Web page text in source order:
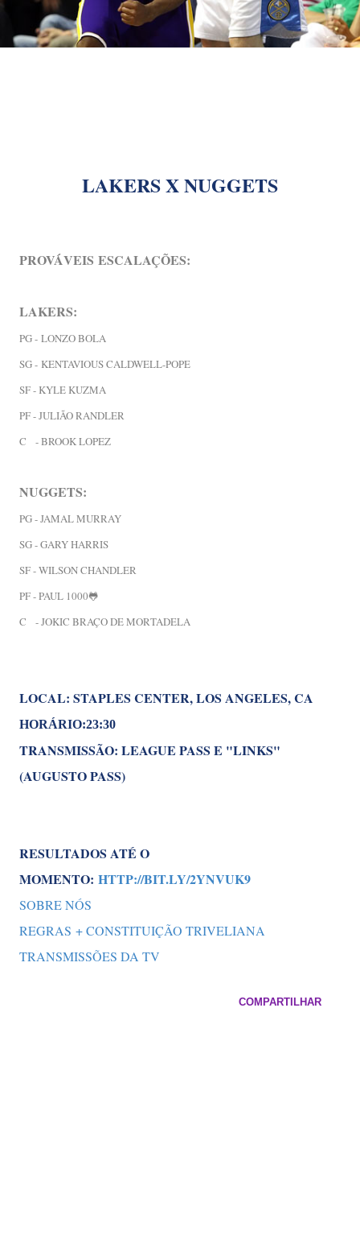
LAKERS X NUGGETS
PROVÁVEIS ESCALAÇÕES:
LAKERS:
PG - LONZO BOLA
SG - KENTAVIOUS CALDWELL-POPE
SF - KYLE KUZMA
PF - JULIÃO RANDLER
C - BROOK LOPEZ
NUGGETS:
PG - JAMAL MURRAY
SG - GARY HARRIS
SF - WILSON CHANDLER
PF - PAUL 1000🐸
C - JOKIC BRAÇO DE MORTADELA
LOCAL: STAPLES CENTER, LOS ANGELES, CA
HORÁRIO:23:30
TRANSMISSÃO: LEAGUE PASS E "LINKS"
(AUGUSTO PASS)
RESULTADOS ATÉ O
MOMENTO: HTTP://BIT.LY/2YNVUK9
SOBRE NÓS
REGRAS + CONSTITUIÇÃO TRIVELIANA
TRANSMISSÕES DA TV
COMPARTILHAR